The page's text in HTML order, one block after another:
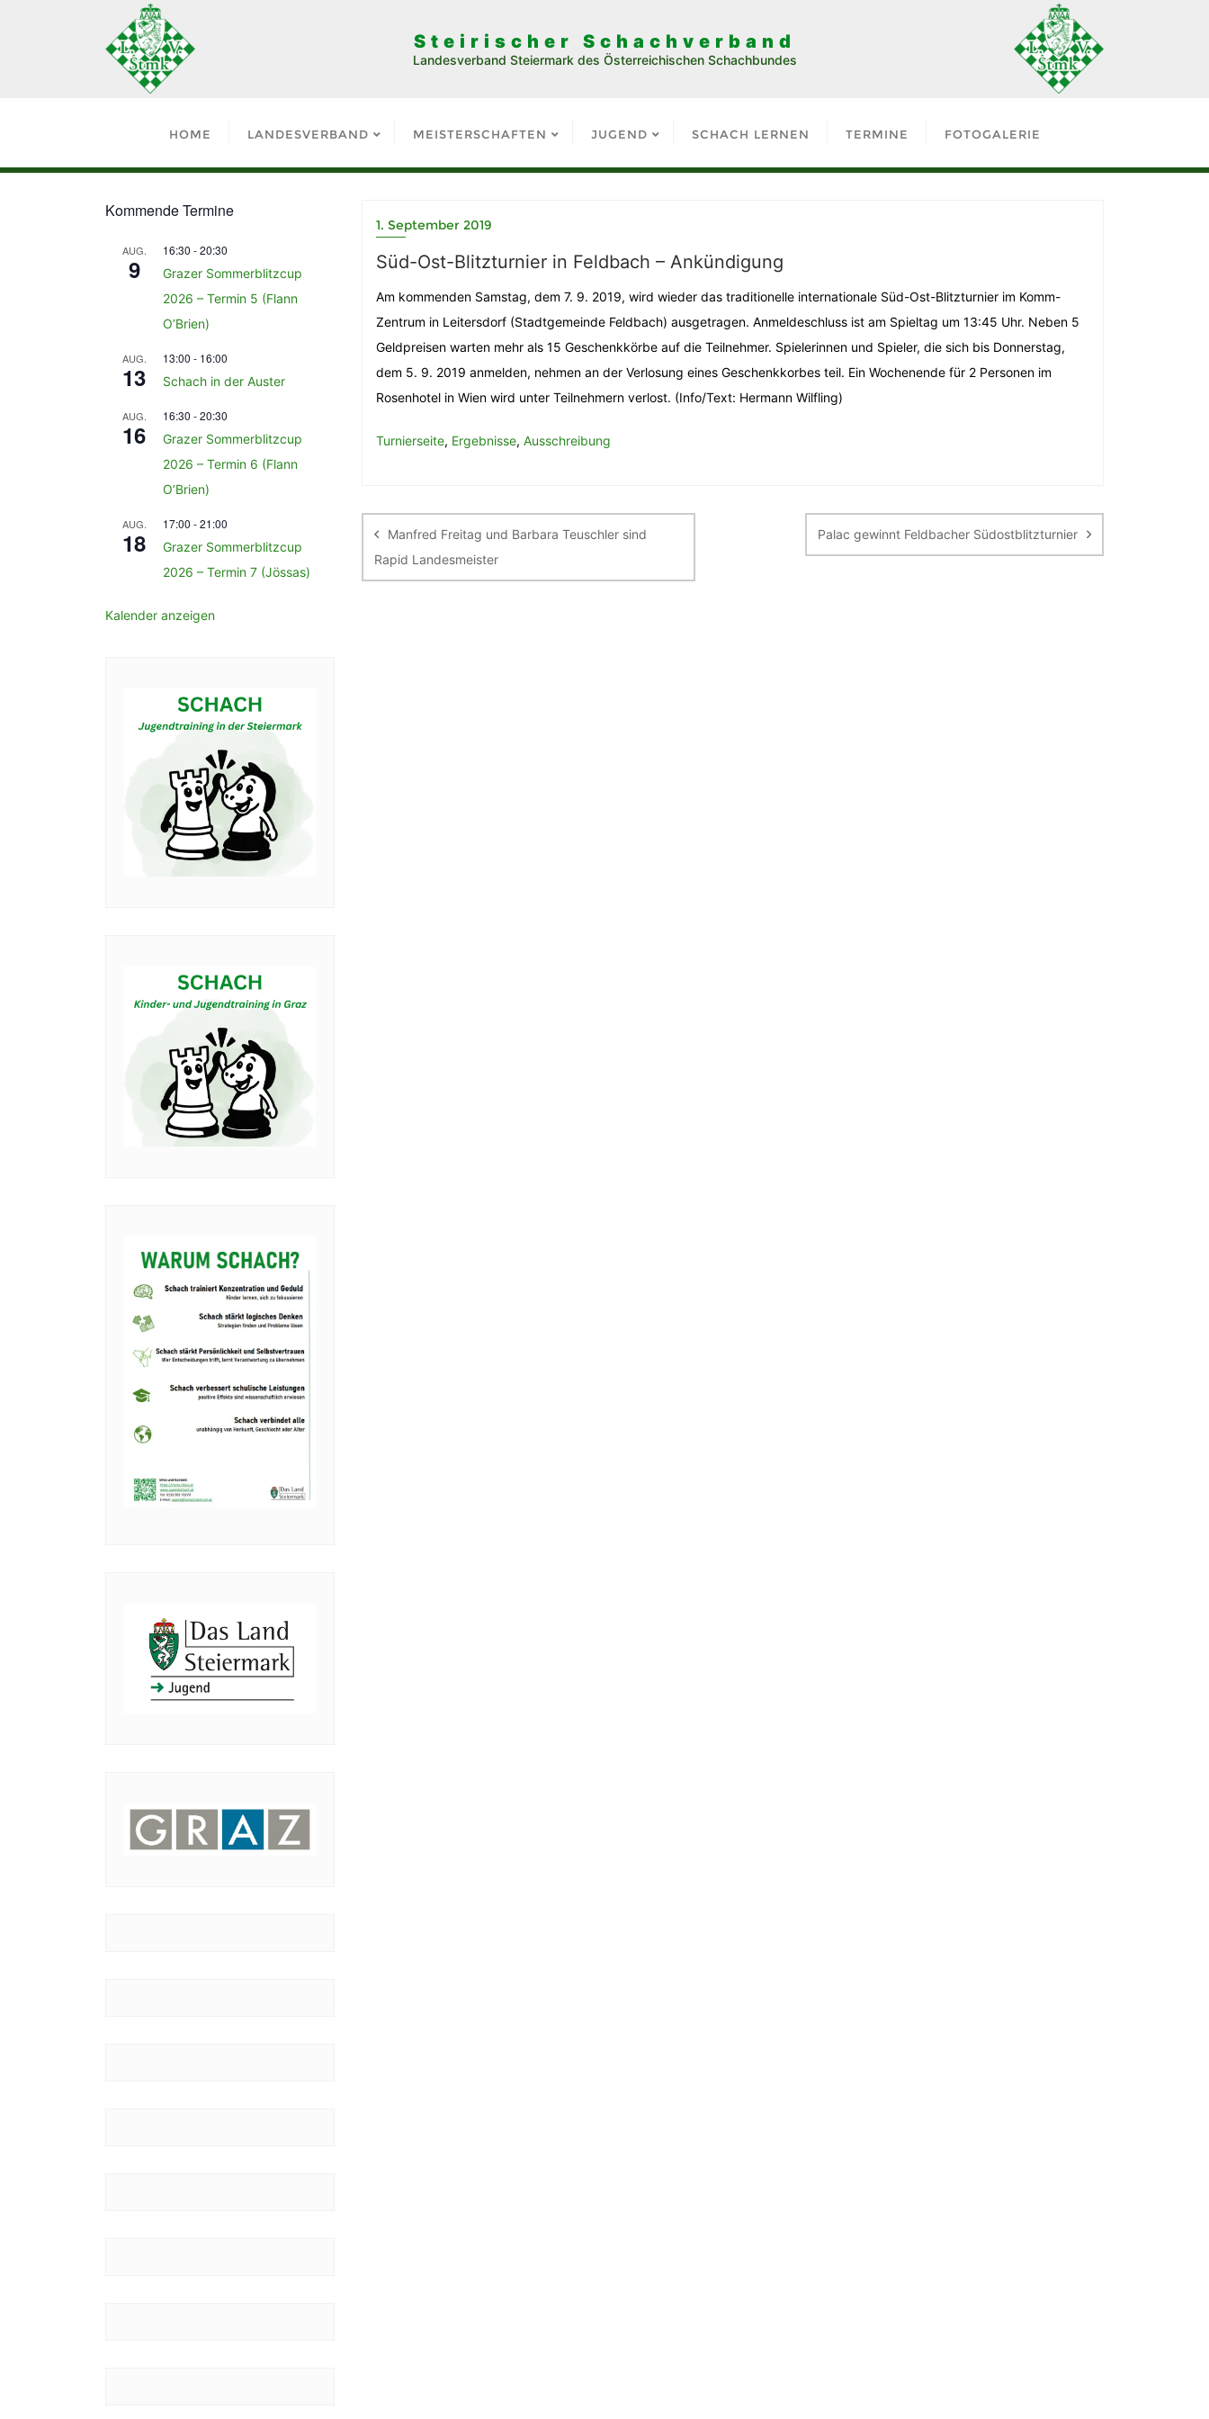
Steirischer Schachverband
Landesverband Steiermark des Österreichischen Schachbundes
HOME LANDESVERBAND MEISTERSCHAFTEN JUGEND SCHACH LERNEN TERMINE FOTOGALERIE
1. September 2019
Süd-Ost-Blitzturnier in Feldbach – Ankündigung
Am kommenden Samstag, dem 7. 9. 2019, wird wieder das traditionelle internationale Süd-Ost-Blitzturnier im Komm-
Zentrum in Leitersdorf (Stadtgemeinde Feldbach) ausgetragen. Anmeldeschluss ist am Spieltag um 13:45 Uhr. Neben 5
Geldpreisen warten mehr als 15 Geschenkkörbe auf die Teilnehmer. Spielerinnen und Spieler, die sich bis Donnerstag,
dem 5. 9. 2019 anmelden, nehmen an der Verlosung eines Geschenkkorbes teil. Ein Wochenende für 2 Personen im
Rosenhotel in Wien wird unter Teilnehmern verlost. (Info/Text: Hermann Wilfling)
Turnierseite, Ergebnisse, Ausschreibung
Manfred Freitag und Barbara Teuschler sind
Rapid Landesmeister
Palac gewinnt Feldbacher Südostblitzturnier
Kommende Termine
AUG.
9
16:30 -20:30
Grazer Sommerblitzcup
2026 – Termin 5 (Flann
O’Brien)
AUG.
13
13:00 - 16:00
Schach in der Auster
AUG.
16
16:30 -20:30
Grazer Sommerblitzcup
2026 – Termin 6 (Flann
O’Brien)
AUG.
18
17:00 -21:00
Grazer Sommerblitzcup
2026 – Termin 7 (Jössas)
Kalender anzeigen